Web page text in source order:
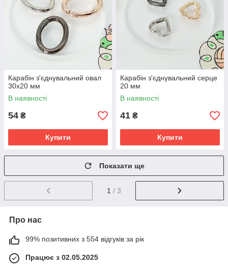
Карабін з'єднувальний овал
30х20 мм
В наявності
54 ₴
Купити
Карабін з'єднувальний серце
20 мм
В наявності
41 ₴
Купити
Показати ще
1 / 3
Про нас
99% позитивних з 554 відгуків за рік
Працює з 02.05.2025